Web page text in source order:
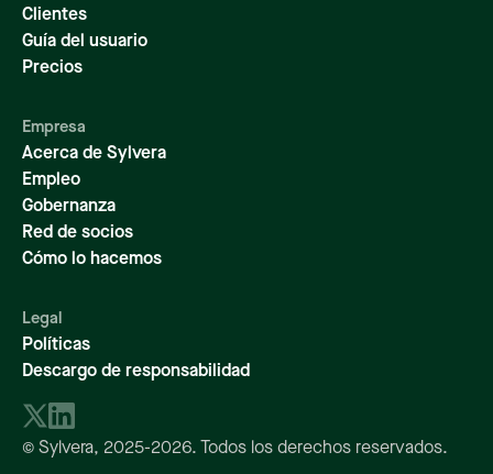
Clientes
Guía del usuario
Precios
Empresa
Acerca de Sylvera
Empleo
Gobernanza
Red de socios
Cómo lo hacemos
Legal
Políticas
Descargo de responsabilidad
© Sylvera, 2025-2026. Todos los derechos reservados.